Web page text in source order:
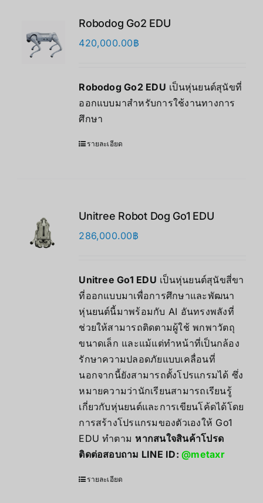
Robodog Go2 EDU
420,000.00฿
Robodog Go2 EDU เป็นหุ่นยนต์สุนัขที่
ออกแบบมาสำหรับการใช้งานทางการ
ศึกษา
รายละเอียด
Unitree Robot Dog Go1 EDU
286,000.00฿
Unitree Go1 EDU เป็นหุ่นยนต์สุนัขสี่ขา
ที่ออกแบบมาเพื่อการศึกษาและพัฒนา
หุ่นยนต์นี้มาพร้อมกับ AI อันทรงพลังที่
ช่วยให้สามารถติดตามผู้ใช้ พกพาวัตถุ
ขนาดเล็ก และแม้แต่ทำหน้าที่เป็นกล้อง
รักษาความปลอดภัยแบบเคลื่อนที่
นอกจากนี้ยังสามารถตั้งโปรแกรมได้ ซึ่ง
หมายความว่านักเรียนสามารถเรียนรู้
เกี่ยวกับหุ่นยนต์และการเขียนโค้ดได้โดย
การสร้างโปรแกรมของตัวเองให้ Go1
EDU ทำตาม หากสนใจสินค้าโปรด
ติดต่อสอบถาม LINE ID:@metaxr
รายละเอียด